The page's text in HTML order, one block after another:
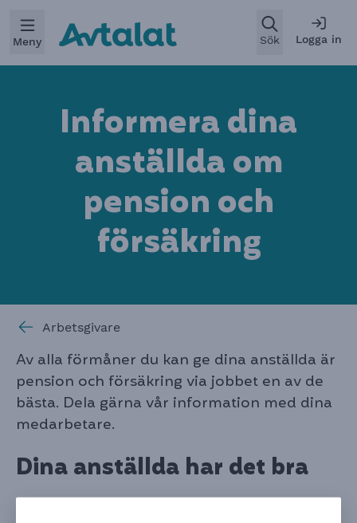
Meny
Öppna
Sök Logga in
Informera dina
anställda om
pension och
försäkring
Arbetsgivare
Av alla förmåner du kan ge dina anställda är
pension och försäkring via jobbet en av de
bästa. Dela gärna vår information med dina
medarbetare.
Dina anställda har det bra